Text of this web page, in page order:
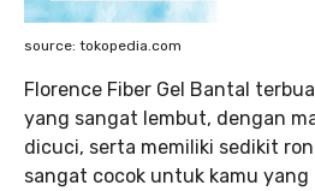
source: tokopedia.com
Florence Fiber Gel Bantal
yang sangat lembut, dengan
dicuci, serta memiliki sedikit
sangat cocok untuk kamu yang